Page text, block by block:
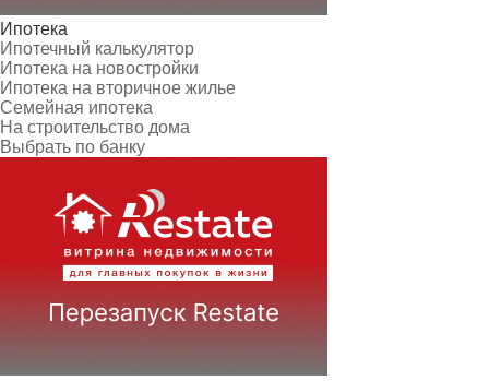
Ипотека
Ипотечный калькулятор
Ипотека на новостройки
Ипотека на вторичное жилье
Семейная ипотека
На строительство дома
Выбрать по банку